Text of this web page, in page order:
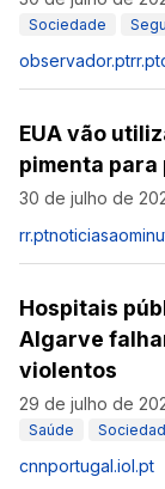
Sociedade
observador.ptrr.pt
EUA vão
pimenta
30 de julho de
rr.pt
Hospitais
Algarve
violentos
29 de julho de
Saúde
cnnportugal.iol.pt